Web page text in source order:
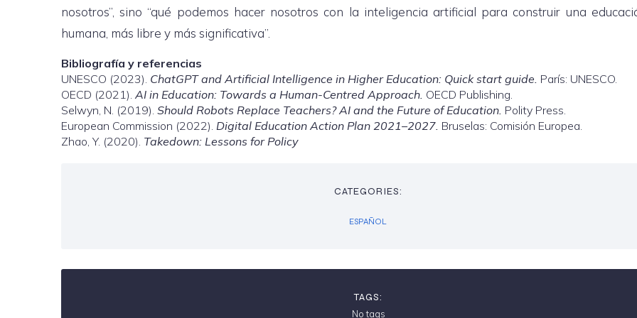
nosotros”, sino “qué podemos hacer nosotros con la inteligencia artificial para construir una
humana, más libre y más significativa”.
Bibliografía y referencias
UNESCO (2023). ChatGPT and Artificial Intelligence in Higher Education: Quick start guide. París: UNESCO.
OECD (2021). AI in Education: Towards a Human-Centred Approach. OECD Publishing.
Selwyn, N. (2019). Should Robots Replace Teachers? AI and the Future of Education. Polity Press.
European Commission (2022). Digital Education Action Plan 2021–2027. Bruselas: Comisión Europea.
Zhao, Y. (2020). Takedown: Lessons for Policy
CATEGORIES:
ESPAÑOL
TAGS:
No tags